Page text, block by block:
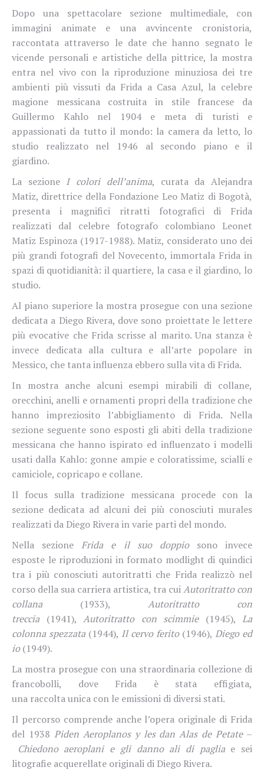
Dopo una spettacolare sezione multimediale, con
immagini animate e una avvincente cronistoria,
raccontata attraverso le date che hanno segnato le
vicende personali e artistiche della pittrice, la mostra
entra nel vivo con la riproduzione minuziosa dei tre
ambienti più vissuti da Frida a Casa Azul, la celebre
magione messicana costruita in stile francese da
Guillermo Kahlo nel 1904 e meta di turisti e
appassionati da tutto il mondo: la camera da letto, lo
studio realizzato nel 1946 al secondo piano e il
giardino.
La sezione I colori dell’anima, curata da Alejandra
Matiz, direttrice della Fondazione Leo Matiz di Bogotà,
presenta i magnifici ritratti fotografici di Frida
realizzati dal celebre fotografo colombiano Leonet
Matiz Espinoza (1917-1988). Matiz, considerato uno dei
più grandi fotografi del Novecento, immortala Frida in
spazi di quotidianità: il quartiere, la casa e il giardino, lo
studio.
Al piano superiore la mostra prosegue con una sezione
dedicata a Diego Rivera, dove sono proiettate le lettere
più evocative che Frida scrisse al marito. Una stanza è
invece dedicata alla cultura e all’arte popolare in
Messico, che tanta influenza ebbero sulla vita di Frida.
In mostra anche alcuni esempi mirabili di collane,
orecchini, anelli e ornamenti propri della tradizione che
hanno impreziosito l’abbigliamento di Frida. Nella
sezione seguente sono esposti gli abiti della tradizione
messicana che hanno ispirato ed influenzato i modelli
usati dalla Kahlo: gonne ampie e coloratissime, scialli e
camiciole, copricapo e collane.
Il focus sulla tradizione messicana procede con la
sezione dedicata ad alcuni dei più conosciuti murales
realizzati da Diego Rivera in varie parti del mondo.
Nella sezioneFrida e il suo doppio sono invece
esposte le riproduzioni in formato modlight di quindici
tra i più conosciuti autoritratti che Frida realizzò nel
corso della sua carriera artistica, tra cuiAutoritratto con
collana (1933), Autoritratto con
treccia (1941), Autoritratto con scimmie (1945), La
colonna spezzata (1944), Il cervo ferito(1946), Diego ed
io(1949).
La mostra prosegue con una straordinaria collezione di
francobolli, dove Frida è stata effigiata,
una raccolta unica con le emissioni di diversi stati.
Il percorso comprende anche l’opera originale di Frida
del 1938 Piden Aeroplanos y les dan Alas de Petate–
Chiedono aeroplani e gli danno ali di pagliae sei
litografie acquerellate originali di Diego Rivera.